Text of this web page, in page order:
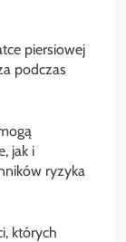
piersiowej
podczas
jak i
ryzyka
których